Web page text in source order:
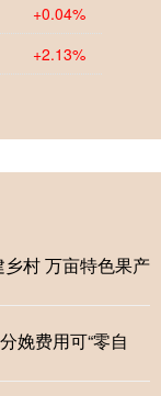
+0.04%
+2.13%
村 万亩特色果产
娩费用可“零自